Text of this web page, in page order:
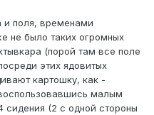
и поля, временами
не было таких огромных
(порой там все поле
этих ядовитых
картошку, как -
малым
сидения (2 с одной стороны